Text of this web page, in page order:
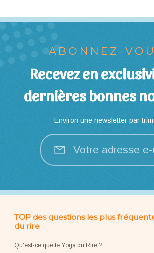
ABONNEZ-
Recevez en
dernières bonnes
Environ une newsletter par
Votre adresse e-
TOP des questions les plus
du rire
Qu'est-ce que le Yoga du Rire ?